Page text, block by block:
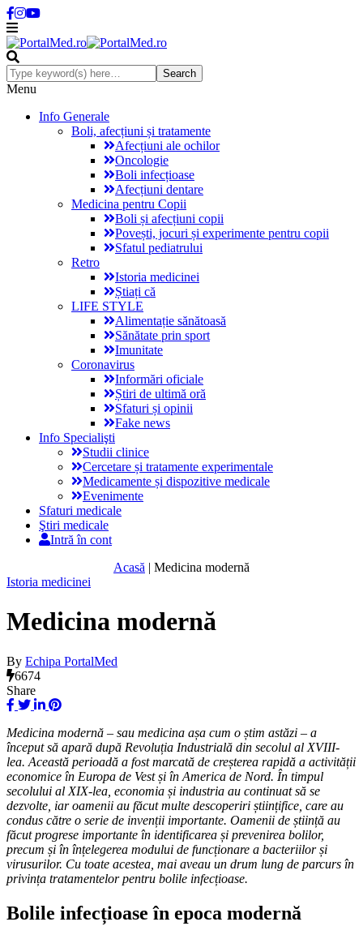
Menu
Info Generale
Boli, afecțiuni și tratamente
Afecțiuni ale ochilor
Oncologie
Boli infecțioase
Afecțiuni dentare
Medicina pentru Copii
Boli și afecțiuni copii
Povești, jocuri și experimente pentru copii
Sfatul pediatrului
Retro
Istoria medicinei
Știați că
LIFE STYLE
Alimentație sănătoasă
Sănătate prin sport
Imunitate
Coronavirus
Informări oficiale
Știri de ultimă oră
Sfaturi și opinii
Fake news
Info Specialişti
Studii clinice
Cercetare și tratamente experimentale
Medicamente și dispozitive medicale
Evenimente
Sfaturi medicale
Ştiri medicale
Intră în cont
Acasă | Medicina modernă
Istoria medicinei
Medicina modernă
By Echipa PortalMed
6674
Share
Medicina modernă – sau medicina așa cum o știm astăzi – a
început să apară după Revoluția Industrială din secolul al XVIII-
lea. Această perioadă a fost marcată de creșterea rapidă a activității
economice în Europa de Vest și în America de Nord. În timpul
secolului al XIX-lea, economia și industria au continuat să se
dezvolte, iar oamenii au făcut multe descoperiri științifice, care au
condus către o serie de invenții importante. Oamenii de știință au
făcut progrese importante în identificarea și prevenirea bolilor,
precum și în înțelegerea modului de funcționare a bacteriilor și
virusurilor. Cu toate acestea, mai aveau un drum lung de parcurs în
privința tratamentelor pentru bolile infecțioase.
Bolile infecțioase în epoca modernă